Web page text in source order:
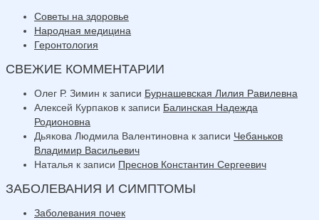
Советы на здоровье
Народная медицина
Геронтология
СВЕЖИЕ КОММЕНТАРИИ
Олег Р. Зимин к записи Бурнашевская Лилия Равилевна
Алексей Курпаков к записи Балинская Надежда
Родионовна
Дьякова Людмила Валентиновна к записи Чебаньков
Владимир Васильевич
Наталья к записи Преснов Константин Сергеевич
ЗАБОЛЕВАНИЯ И СИМПТОМЫ
Заболевания почек